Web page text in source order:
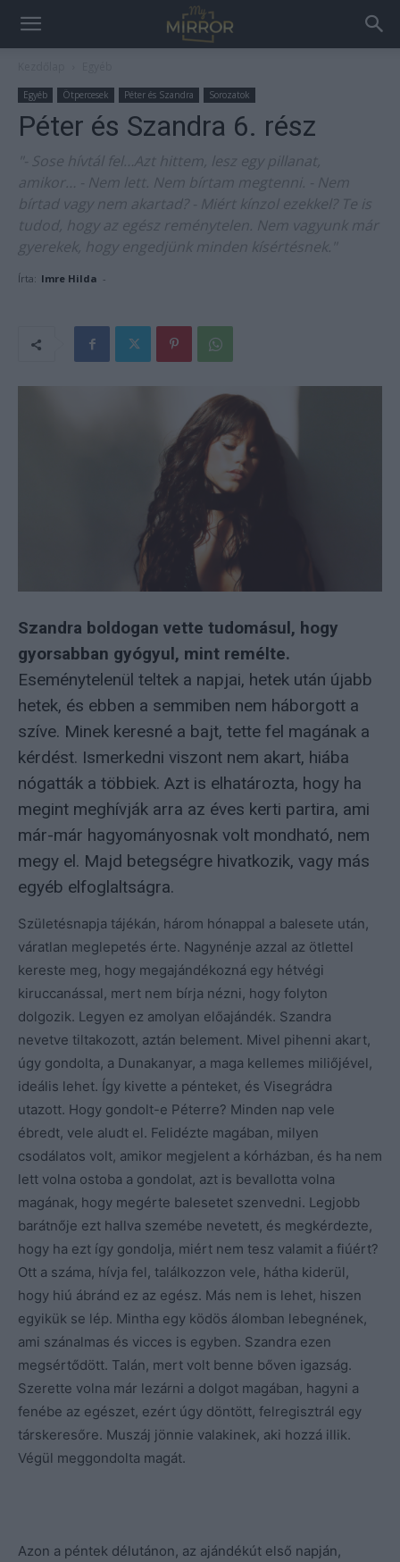
Egyéb Ötpercesek Péter és Szandra Sorozatok
Péter és Szandra 6. rész
"- Sose hívtál fel…Azt hittem, lesz egy pillanat,
amikor… - Nem lett. Nem bírtam megtenni. - Nem
bírtad vagy nem akartad? - Miért kínzol ezekkel? Te is
tudod, hogy az egész reménytelen. Nem vagyunk már
gyerekek, hogy engedjünk minden kísértésnek."
Írta: Imre Hilda -
Szandra boldogan vette tudomásul, hogy
gyorsabban gyógyul, mint remélte.
Eseménytelenül teltek a napjai, hetek után újabb
hetek, és ebben a semmiben nem háborgott a
szíve. Minek keresné a bajt, tette fel magának a
kérdést. Ismerkedni viszont nem akart, hiába
nógatták a többiek. Azt is elhatározta, hogy ha
megint meghívják arra az éves kerti partira, ami
már-már hagyományosnak volt mondható, nem
megy el. Majd betegségre hivatkozik, vagy más
egyéb elfoglaltságra.
Születésnapja tájékán, három hónappal a balesete után,
váratlan meglepetés érte. Nagynénje azzal az ötlettel
kereste meg, hogy megajándékozná egy hétvégi
kiruccanással, mert nem bírja nézni, hogy folyton
dolgozik. Legyen ez amolyan előajándék. Szandra
nevetve tiltakozott, aztán belement. Mivel pihenni akart,
úgy gondolta, a Dunakanyar, a maga kellemes miliőjével,
ideális lehet. Így kivette a pénteket, és Visegrádra
utazott. Hogy gondolt-e Péterre? Minden nap vele
ébredt, vele aludt el. Felidézte magában, milyen
csodálatos volt, amikor megjelent a kórházban, és ha nem
lett volna ostoba a gondolat, azt is bevallotta volna
magának, hogy megérte balesetet szenvedni. Legjobb
barátnője ezt hallva szemébe nevetett, és megkérdezte,
hogy ha ezt így gondolja, miért nem tesz valamit a fiúért?
Ott a száma, hívja fel, találkozzon vele, hátha kiderül,
hogy hiú ábránd ez az egész. Más nem is lehet, hiszen
egyikük se lép. Mintha egy ködös álomban lebegnének,
ami szánalmas és vicces is egyben. Szandra ezen
megsértődött. Talán, mert volt benne bőven igazság.
Szerette volna már lezárni a dolgot magában, hagyni a
fenébe az egészet, ezért úgy döntött, felregisztrál egy
társkeresőre. Muszáj jönnie valakinek, aki hozzá illik.
Végül meggondolta magát.
Azon a péntek délutánon, az ajándékút első napján,